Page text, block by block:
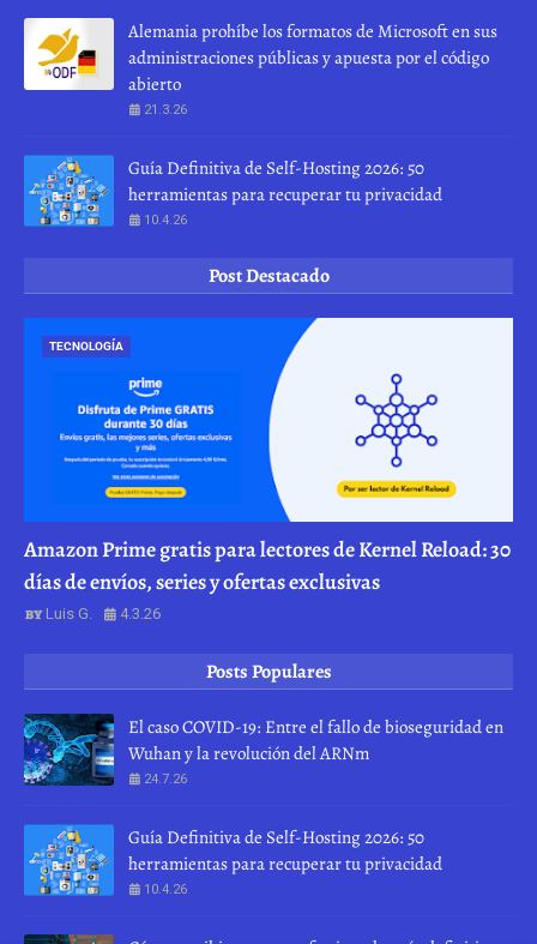
Alemania prohíbe los formatos de Microsoft en sus
administraciones públicas y apuesta por el código
abierto
21.3.26
Guía Definitiva de Self-Hosting 2026: 50
herramientas para recuperar tu privacidad
10.4.26
Post Destacado
TECNOLOGÍA
Amazon Prime gratis para lectores de Kernel Reload: 30
días de envíos, series y ofertas exclusivas
Luis G. 4.3.26
Posts Populares
El caso COVID-19: Entre el fallo de bioseguridad en
Wuhan y la revolución del ARNm
24.7.26
Guía Definitiva de Self-Hosting 2026: 50
herramientas para recuperar tu privacidad
10.4.26